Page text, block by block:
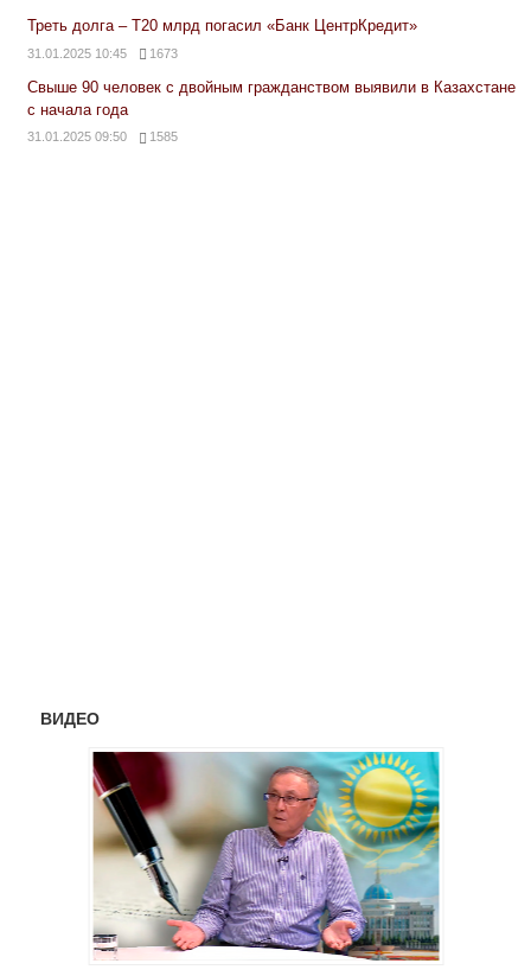
Треть долга – Т20 млрд погасил «Банк ЦентрКредит»
31.01.2025 10:45 1673
Свыше 90 человек с двойным гражданством выявили в Казахстане
с начала года
31.01.2025 09:50 1585
ВИДЕО